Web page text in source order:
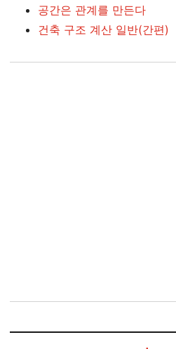
공간은 관계를 만든다
건축 구조 계산 일반(간편)